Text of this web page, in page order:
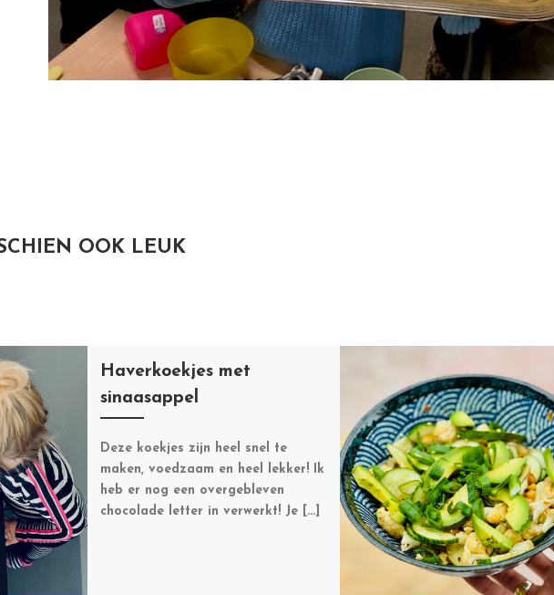
OOK LEUK
Haverkoekjes met
sinaasappel
Deze koekjes zijn heel snel te
maken, voedzaam en heel lekker! Ik
heb er nog een overgebleven
chocolade letter in verwerkt! Je […]